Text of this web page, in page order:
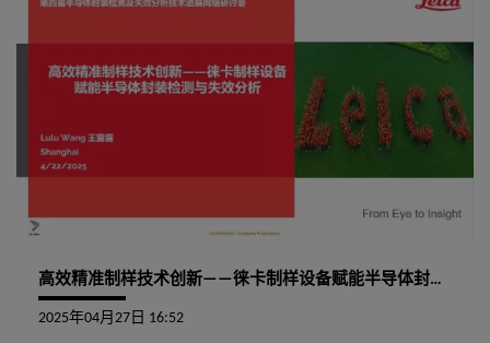
高效精准制样技术创新——徕卡制样设备赋能半导体封装检测与失效分析
2025年04月27日 16:52